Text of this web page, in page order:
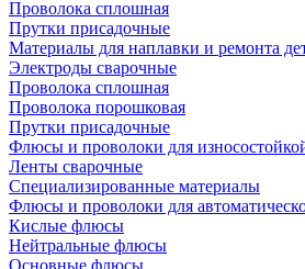
Проволока сплошная
Прутки присадочные
Материалы для наплавки и ремонта
Электроды сварочные
Проволока сплошная
Проволока порошковая
Прутки присадочные
Флюсы и проволоки для
Ленты сварочные
Специализированные материалы
Флюсы и проволоки для
Кислые флюсы
Нейтральные флюсы
Основные флюсы